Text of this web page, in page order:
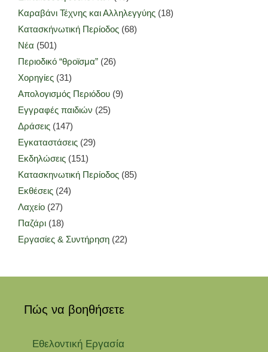
Καραβάνι Τέχνης και Αλληλεγγύης (18)
Κατασκήνωτική Περίοδος (68)
Νέα (501)
Περιοδικό “θροϊσμα” (26)
Χορηγίες (31)
Απολογισμός Περιόδου (9)
Εγγραφές παιδιών (25)
Δράσεις (147)
Εγκαταστάσεις (29)
Εκδηλώσεις (151)
Κατασκηνωτική Περίοδος (85)
Εκθέσεις (24)
Λαχείο (27)
Παζάρι (18)
Εργασίες & Συντήρηση (22)
Πώς να βοηθήσετε
Εθελοντική Εργασία